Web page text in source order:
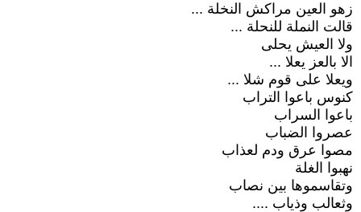
زهو العين مراكش النخلة ...
قالت النملة للنحلة ...
ولا العيش يحلى
الا بالعز يعلا ...
ويعلا على قوم شلا ...
كنوس باعوا التراب
باعوا السراب
عصروا الضباب
مصوا عرق ودم لعذاب
نهبوا الغلة
وتقاسموها بين نصاب
وثعالب وذياب ....